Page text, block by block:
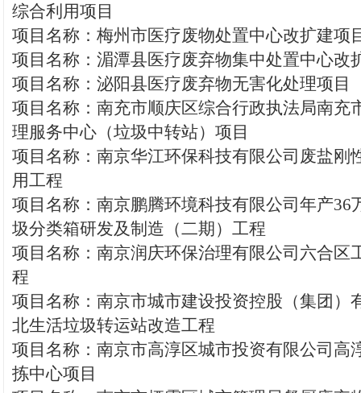
综合利用项目
项目名称：梅州市医疗废物处置中心改扩建项
项目名称：湄潭县医疗废弃物集中处置中心改
项目名称：泌阳县医疗废弃物无害化处理项目
项目名称：南充市顺庆区综合行政执法局南充
理服务中心（垃圾中转站）项目
项目名称：南京华江环保科技有限公司废盐刚
用工程
项目名称：南京鹏腾环境科技有限公司年产36
圾分类箱研发及制造（二期）工程
项目名称：南京润庆环保治理有限公司六合区
程
项目名称：南京市城市建设投资控股（集团）
北生活垃圾转运站改造工程
项目名称：南京市高淳区城市投资有限公司高
拣中心项目